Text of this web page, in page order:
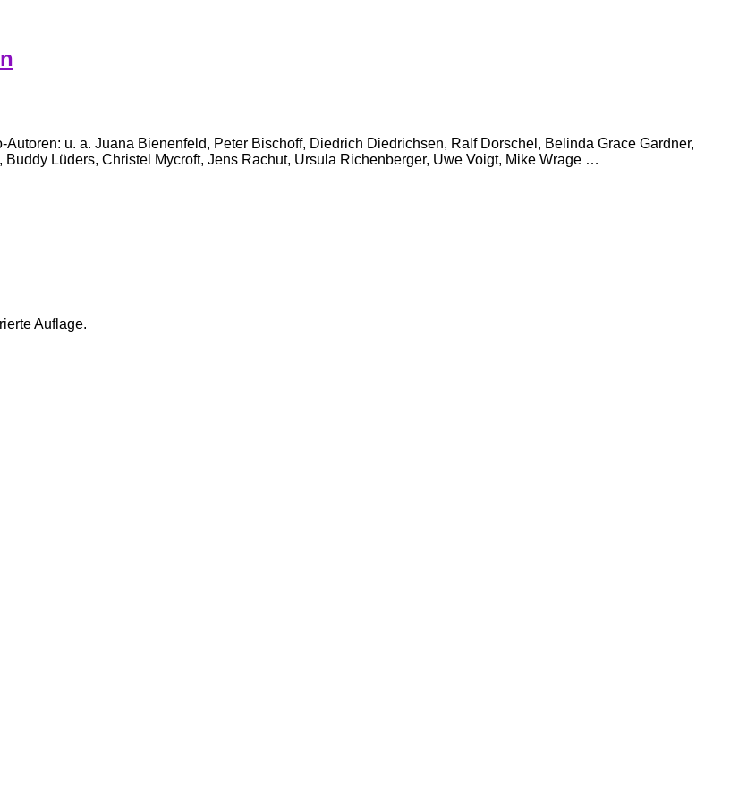
u. a. Juana Bienenfeld, Peter Bischoff, Diedrich Diedrichsen, Ralf Dorschel, Belinda Grace Gardner,
Lüders, Christel Mycroft, Jens Rachut, Ursula Richenberger, ­Uwe Voigt, Mike Wrage …
Auflage.